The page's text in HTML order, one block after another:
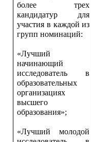
более трех
кандидатур для
участия в каждой из
групп номинаций:
«Лучший
начинающий
исследователь в
образовательных
организациях
высшего
образования»;
«Лучший молодой